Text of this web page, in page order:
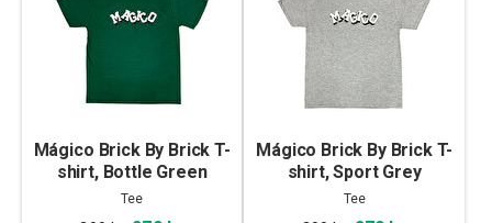
Mágico Brick By Brick T-
shirt, Bottle Green
Tee
Mágico Brick By Brick T-
shirt, Sport Grey
Tee